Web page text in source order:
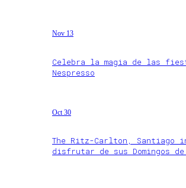
Nov 13
Celebra la magia de las
Nespresso
Oct 30
The Ritz-Carlton, Santiago
disfrutar de sus Domingos de